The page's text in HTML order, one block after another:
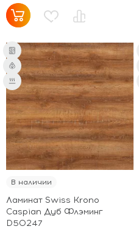
В наличии
Ламинат Swiss Krono
Caspian Дуб Флэминг
D50247